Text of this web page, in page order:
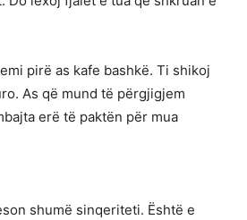
pirë as kafe bashkë. Ti shikoj
As që mund të përgjigjem
erë të paktën për mua
shumë sinqeriteti. Është e